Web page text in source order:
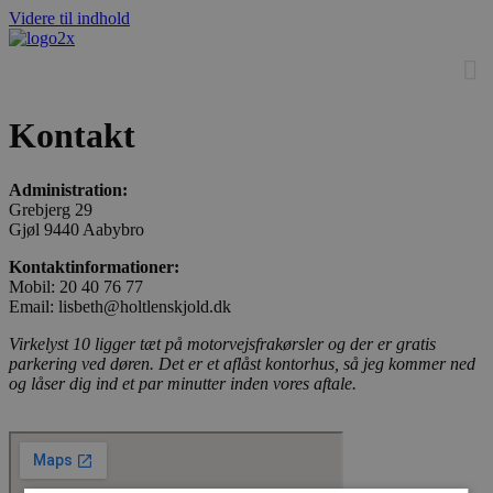
Videre til indhold
Kontakt
Administration:
Grebjerg 29
Gjøl 9440 Aabybro
Kontaktinformationer:
Mobil: 20 40 76 77
Email: lisbeth@holtlenskjold.dk
Virkelyst 10 ligger tæt på motorvejsfrakørsler og der er gratis
parkering ved døren. Det er et aflåst kontorhus, så jeg kommer ned
og låser dig ind et par minutter inden vores aftale.